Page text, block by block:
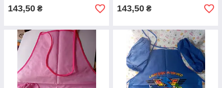
143,50 ₴ 143,50 ₴